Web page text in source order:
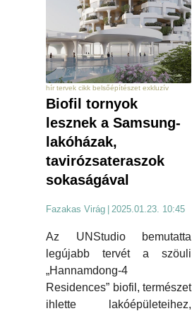
hír tervek cikk belsőépítészet exkluzív
Biofil tornyok
lesznek a Samsung-
lakóházak,
tavirózsateraszok
sokaságával
Fazakas Virág 2025.01.23. 10:45
Az UNStudio bemutatta
legújabb tervét a szöuli
„Hannamdong-4
Residences” biofil, természet
ihlette lakóépületeihez,